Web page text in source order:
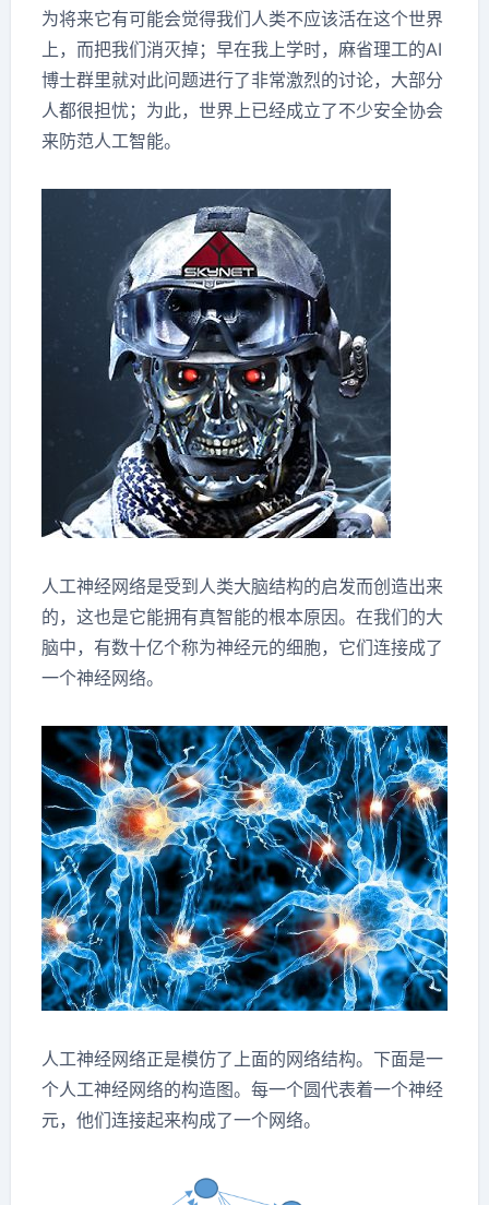
为将来它有可能会觉得我们人类不应该活在这个世界
上，而把我们消灭掉；早在我上学时，麻省理工的AI
博士群里就对此问题进行了非常激烈的讨论，大部分
人都很担忧；为此，世界上已经成立了不少安全协会
来防范人工智能。
人工神经网络是受到人类大脑结构的启发而创造出来
的，这也是它能拥有真智能的根本原因。在我们的大
脑中，有数十亿个称为神经元的细胞，它们连接成了
一个神经网络。
人工神经网络正是模仿了上面的网络结构。下面是一
个人工神经网络的构造图。每一个圆代表着一个神经
元，他们连接起来构成了一个网络。